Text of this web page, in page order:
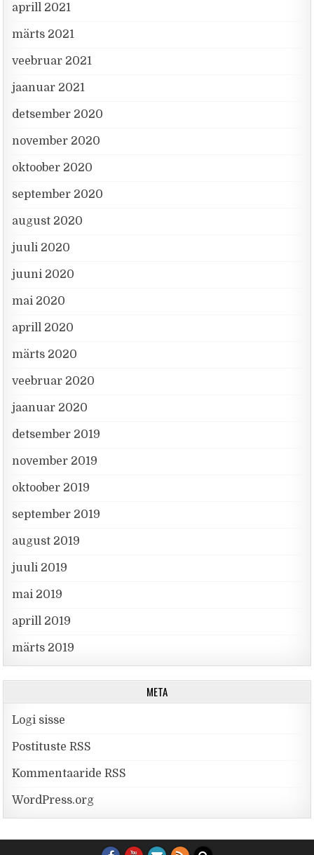
aprill 2021
märts 2021
veebruar 2021
jaanuar 2021
detsember 2020
november 2020
oktoober 2020
september 2020
august 2020
juuli 2020
juuni 2020
mai 2020
aprill 2020
märts 2020
veebruar 2020
jaanuar 2020
detsember 2019
november 2019
oktoober 2019
september 2019
august 2019
juuli 2019
mai 2019
aprill 2019
märts 2019
META
Logi sisse
Postituste RSS
Kommentaaride RSS
WordPress.org